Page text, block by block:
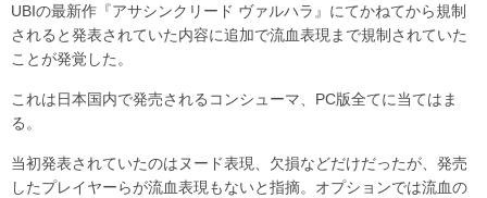
UBIの最新作『アサシンクリード ヴァルハラ』にてかねてから規制
されると発表されていた内容に追加で流血表現まで規制されていた
ことが発覚した。
これは日本国内で発売されるコンシューマ、PC版全てに当てはま
る。
当初発表されていたのはヌード表現、欠損などだけだったが、発売
したプレイヤーらが流血表現もないと指摘。オプションでは流血の